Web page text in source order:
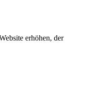
erhöhen, der